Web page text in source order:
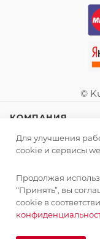
©
КОМПАНИЯ
ИНФОРМАЦИЯ
ПОМОЩЬ
Для улучшения
cookie и сервисы
Продолжая
“Принять”, вы
cookie в